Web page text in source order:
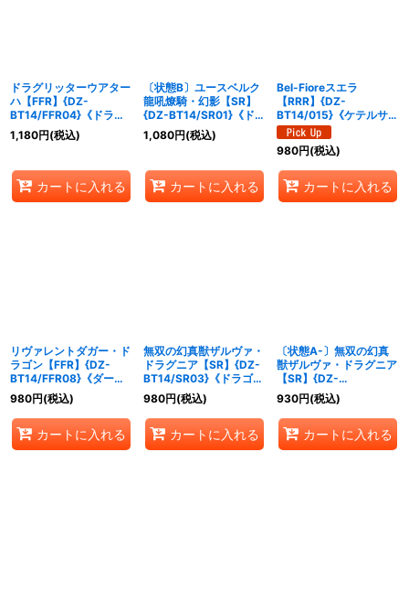
ドラグリッターウアター
ハ【FFR】{DZ-
BT14/FFR04}《ドラゴ
ンエンパイア》
1,180円(税込)
カートに入れる
〔状態B〕ユースベルク
龍吼燎騎・幻影【SR】
{DZ-BT14/SR01}《ドラ
ゴンエンパイア》
1,080円(税込)
カートに入れる
Bel-Fioreスエラ
【RRR】{DZ-
BT14/015}《ケテルサン
クチュアリ》
980円(税込)
カートに入れる
リヴァレントダガー・ド
ラゴン【FFR】{DZ-
BT14/FFR08}《ダーク
ステイツ》
980円(税込)
カートに入れる
無双の幻真獣ザルヴァ・
ドラグニア【SR】{DZ-
BT14/SR03}《ドラゴン
エンパイア》
980円(税込)
カートに入れる
〔状態A-〕無双の幻真
獣ザルヴァ・ドラグニア
【SR】{DZ-
BT14/SR03}《ドラゴン
エンパイア》
930円(税込)
カートに入れる